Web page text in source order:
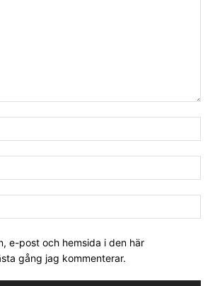
e-post och hemsida i den här
gång jag kommenterar.